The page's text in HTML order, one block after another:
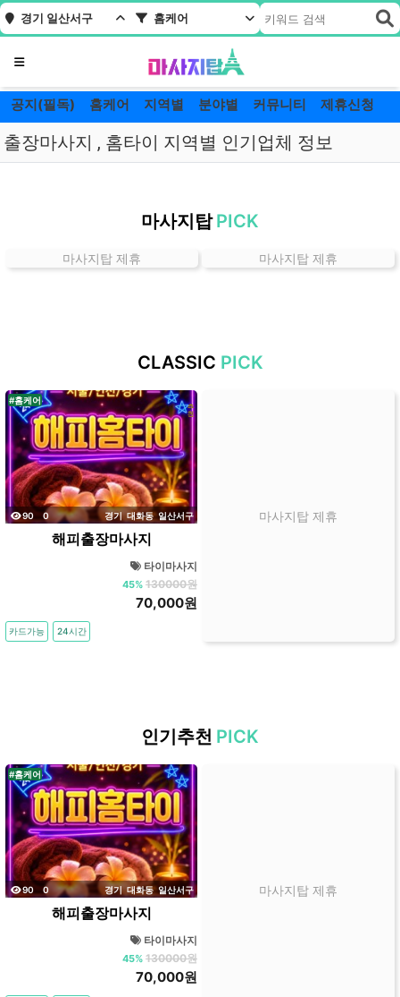
경기 일산서구 홈케어
메뉴
공지(필독) 홈케어 지역별 분야별 커뮤니티 제휴신청
출장마사지 , 홈타이 지역별 인기업체 정보
서
하
는
곳
가
격
위
치
샵
마사지탑 PICK
마사지탑 제휴 마사지탑 제휴
CLASSIC PICK
90조회
0댓글 경기 대화동 일산서구
#홈케어
해피출장마사지
타이마사지
45% 130000원
70,000원
카드가능 24시간
마사지탑 제휴
인기추천 PICK
90조회
0댓글 경기 대화동 일산서구
#홈케어
해피출장마사지
타이마사지
45% 130000원
70,000원
마사지탑 제휴